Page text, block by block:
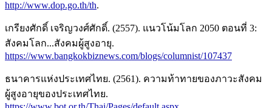
http://www.dop.go.th/th.
เกรียงศักดิ์ เจริญวงศ์ศักดิ์. (2557). แนวโน้มโลก 2050 ตอนที่ 3:
สังคมโลก...สังคมผู้สูงอายุ.
https://www.bangkokbiznews.com/blogs/columnist/107437
ธนาคารแห่งประเทศไทย. (2561). ความท้าทายของภาวะสังคม
ผู้สูงอายุของประเทศไทย.